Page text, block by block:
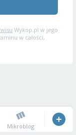
Wykop.pl w jego
w całości,
Mikroblog